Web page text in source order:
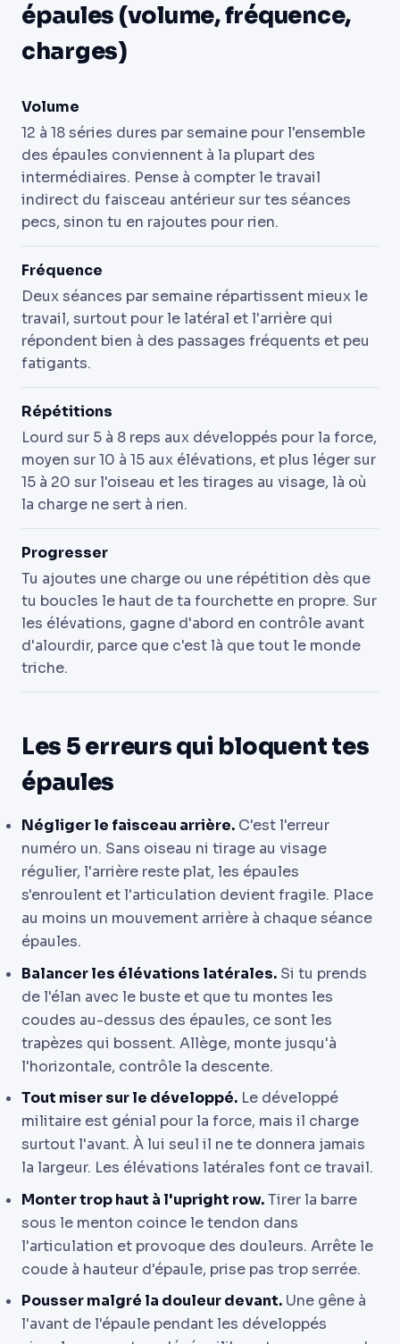
épaules (volume, fréquence,
charges)
Volume
12 à 18 séries dures par semaine pour l'ensemble
des épaules conviennent à la plupart des
intermédiaires. Pense à compter le travail
indirect du faisceau antérieur sur tes séances
pecs, sinon tu en rajoutes pour rien.
Fréquence
Deux séances par semaine répartissent mieux le
travail, surtout pour le latéral et l'arrière qui
répondent bien à des passages fréquents et peu
fatigants.
Répétitions
Lourd sur 5 à 8 reps aux développés pour la force,
moyen sur 10 à 15 aux élévations, et plus léger sur
15 à 20 sur l'oiseau et les tirages au visage, là où
la charge ne sert à rien.
Progresser
Tu ajoutes une charge ou une répétition dès que
tu boucles le haut de ta fourchette en propre. Sur
les élévations, gagne d'abord en contrôle avant
d'alourdir, parce que c'est là que tout le monde
triche.
Les 5 erreurs qui bloquent tes
épaules
Négliger le faisceau arrière. C'est l'erreur
numéro un. Sans oiseau ni tirage au visage
régulier, l'arrière reste plat, les épaules
s'enroulent et l'articulation devient fragile. Place
au moins un mouvement arrière à chaque séance
épaules.
Balancer les élévations latérales. Si tu prends
de l'élan avec le buste et que tu montes les
coudes au-dessus des épaules, ce sont les
trapèzes qui bossent. Allège, monte jusqu'à
l'horizontale, contrôle la descente.
Tout miser sur le développé. Le développé
militaire est génial pour la force, mais il charge
surtout l'avant. À lui seul il ne te donnera jamais
la largeur. Les élévations latérales font ce travail.
Monter trop haut à l'upright row.Tirer la barre
sous le menton coince le tendon dans
l'articulation et provoque des douleurs. Arrête le
coude à hauteur d'épaule, prise pas trop serrée.
Pousser malgré la douleur devant. Une gêne à
l'avant de l'épaule pendant les développés